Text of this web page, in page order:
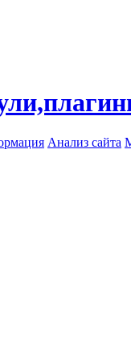
Анализ сайта